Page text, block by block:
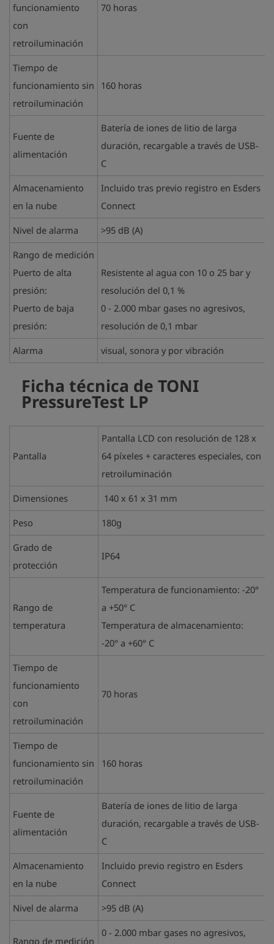
Ficha técnica de TONI
PressureTest LP
Pantalla
Pantalla LCD con resolución de 128 x
64 píxeles + caracteres especiales, con
retroiluminación
Dimensiones
140 x 61 x 31 mm
Peso
180g
Grado de
protección
IP64
Rango de
temperatura
Temperatura de funcionamiento: -20°
a +50° C
Temperatura de almacenamiento:
-20° a +60° C
Tiempo de
funcionamiento
con
retroiluminación
70 horas
Tiempo de
funcionamiento sin
retroiluminación
160 horas
Fuente de
alimentación
Batería de iones de litio de larga
duración, recargable a través de USB-
C
Almacenamiento
en la nube
Incluido previo registro en Esders
Connect
Nivel de alarma
>95 dB (A)
Rango de medición
0 - 2.000 mbar gases no agresivos,
funcionamiento
con
retroiluminación
70 horas
Tiempo de
funcionamiento sin
retroiluminación
160 horas
Fuente de
alimentación
Batería de iones de litio de larga
duración, recargable a través de USB-
C
Almacenamiento
en la nube
Incluido tras previo registro en Esders
Connect
Nivel de alarma
>95 dB (A)
Rango de medición
Puerto de alta
presión:
Puerto de baja
presión:
Resistente al agua con 10 o 25 bar y
resolución del 0,1 %
0 - 2.000 mbar gases no agresivos,
resolución de 0,1 mbar
Alarma
visual, sonora y por vibración